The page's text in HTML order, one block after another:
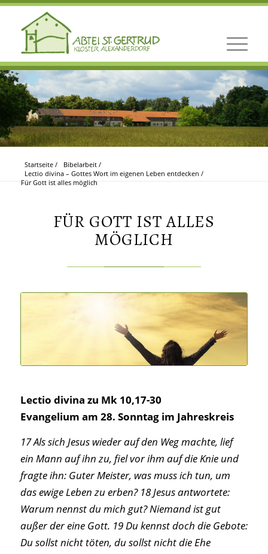
Startseite / Bibelarbeit /
Lectio divina – Gottes Wort im eigenen Leben entdecken /
Für Gott ist alles möglich
FÜR GOTT IST ALLES
MÖGLICH
Lectio divina zu Mk 10,17-30
Evangelium am 28. Sonntag im Jahreskreis
17 Als sich Jesus wieder auf den Weg machte, lief
ein Mann auf ihn zu, fiel vor ihm auf die Knie und
fragte ihn: Guter Meister, was muss ich tun, um
das ewige Leben zu erben? 18 Jesus antwortete:
Warum nennst du mich gut? Niemand ist gut
außer der eine Gott. 19 Du kennst doch die Gebote:
Du sollst nicht töten, du sollst nicht die Ehe